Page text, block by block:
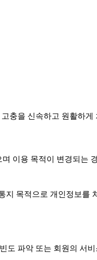
충을 신속하고 원활하
이용 목적이 변경되는
지 목적으로 개인정보를
도 파악 또는 회원의 서